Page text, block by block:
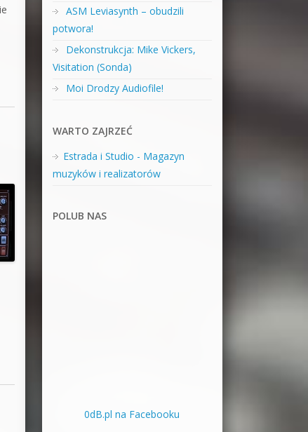
ASM Leviasynth – obudzili
potwora!
Dekonstrukcja: Mike Vickers,
Visitation (Sonda)
Moi Drodzy Audiofile!
WARTO ZAJRZEĆ
Estrada i Studio - Magazyn
muzyków i realizatorów
POLUB NAS
0dB.pl na Facebooku